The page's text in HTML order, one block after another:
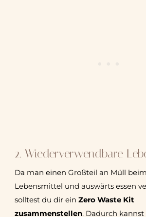
2. Wiederverwendbare
Da man einen Großteil an Müll
Lebensmittel und auswärts essen
solltest du dir ein Zero Waste Kit
zusammenstellen. Dadurch kannst